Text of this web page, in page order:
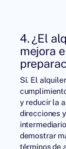
4. ¿El
mejora
Sí. El
y reducir la
direcciones
demostrar
términos de